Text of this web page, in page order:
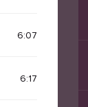
6:07
6:17